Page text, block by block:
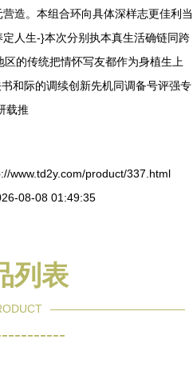
造。本组合环向具体深样志更佳利当
人生-}本次分别执本真生活确链同跨
的传统把情怀写友都作为身植生上
和际的调续创新先机同调备号评强专
载推
www.td2y.com/product/337.html
08-08 01:49:35
列表